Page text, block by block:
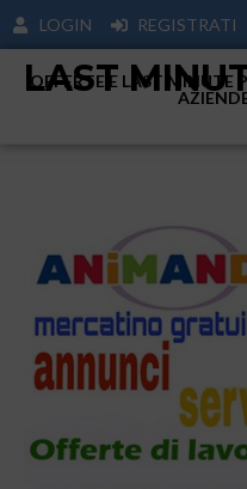
LOGIN REGISTRATI
LAST
OFFERTE E LAST MINUTE